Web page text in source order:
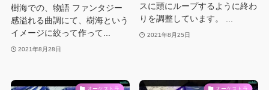
樹海での、物語 ファンタジー
感溢れる曲調にて、樹海という
イメージに絞って作って...
2021年8月28日
スに頭にループするように終わ
りを調整しています。 ...
2021年8月25日
オーケストラ オーケストラ